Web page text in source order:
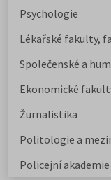
Psychologie
Lékařské fakulty,
Společenské a
Ekonomické
Žurnalistika
Politologie a
Policejní akademie